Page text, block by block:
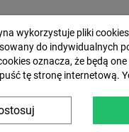
(Opinie naszych klientów
Jak zawszę bezbłędni.
wykorzystuje pliki
do indywidualnych
oznacza, że będą
tę stronę internetową.